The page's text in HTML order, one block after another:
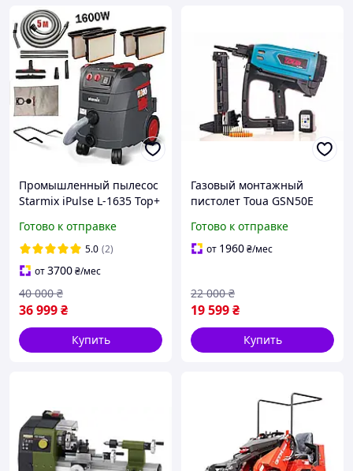
Промышленный пылесос
Starmix iPulse L-1635 Top+
Готово к отправке
5.0 (2)
от3700₴/мес
36 999₴
40 000 ₴
Купить
Газовый монтажный
пистолет Toua GSN50E
Готово к отправке
от 1960₴/мес
19 599₴
22 000 ₴
Купить